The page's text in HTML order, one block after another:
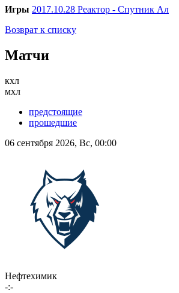
Игры 2017.10.28 Реактор - Спутник Ал
Возврат к списку
Матчи
кхл
мхл
предстоящие
прошедшие
06 сентября 2026, Вс, 00:00
Нефтехимик
-:-